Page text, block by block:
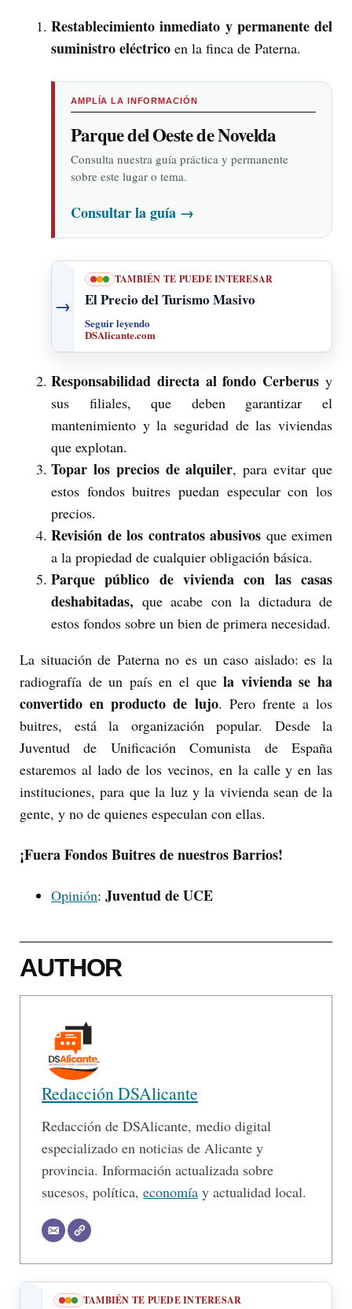
Restablecimiento inmediato y permanente del
suministro eléctrico en la finca de Paterna.
AMPLÍA LA INFORMACIÓN
Parque del Oeste de Novelda
Consulta nuestra guía práctica y permanente
sobre este lugar o tema.
Consultar la guía →
→
TAMBIÉN TE PUEDE INTERESAR
El Precio del Turismo Masivo
Seguir leyendo
DSAlicante.com
Responsabilidad directa al fondo Cerberus y
sus filiales, que deben garantizar el
mantenimiento y la seguridad de las viviendas
que explotan.
Topar los precios de alquiler, para evitar que
estos fondos buitres puedan especular con los
precios.
Revisión de los contratos abusivos que eximen
a la propiedad de cualquier obligación básica.
Parque público de vivienda con las casas
deshabitadas, que acabe con la dictadura de
estos fondos sobre un bien de primera necesidad.
La situación de Paterna no es un caso aislado: es la
radiografía de un país en el quela vivienda se ha
convertido en producto de lujo. Pero frente a los
buitres, está la organización popular. Desde la
Juventud de Unificación Comunista de España
estaremos al lado de los vecinos, en la calle y en las
instituciones, para que la luz y la vivienda sean de la
gente, y no de quienes especulan con ellas.
¡Fuera Fondos Buitres de nuestros Barrios!
Opinión: Juventud de UCE
AUTHOR
Redacción DSAlicante
Redacción de DSAlicante, medio digital
especializado en noticias de Alicante y
provincia. Información actualizada sobre
sucesos, política, economía y actualidad local.
TAMBIÉN TE PUEDE INTERESAR